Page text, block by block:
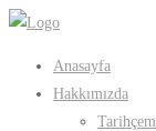
Anasayfa
Hakkımızda